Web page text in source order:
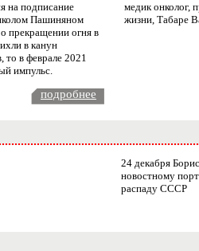
на подписание
Пашиняном
прекращении огня в
в канун
то в феврале 2021
импульс.
медик онколог,
жизни, Табаре
подробнее
24 декабря
новостному
распаду СССР